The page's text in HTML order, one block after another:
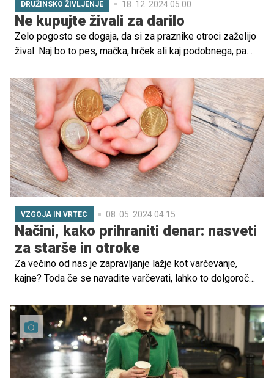
DRUŽINSKO ŽIVLJENJE 18. 12. 2024 05.00
Ne kupujte živali za darilo
Zelo pogosto se dogaja, da si za praznike otroci zaželijo
žival. Naj bo to pes, mačka, hrček ali kaj podobnega, pa
koncu se veselje spremeni v žalost.
VZGOJA IN VRTEC 08. 05. 2024 04.15
Načini, kako prihraniti denar: nasveti
za starše in otroke
Za večino od nas je zapravljanje lažje kot varčevanje,
kajne? Toda če se navadite varčevati, lahko to dolgoročno
naučite čimprej ter znanje predate tudi otrokom.